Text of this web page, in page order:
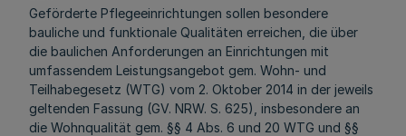
Geförderte Pflegeeinrichtungen sollen besondere
bauliche und funktionale Qualitäten erreichen, die über
die baulichen Anforderungen an Einrichtungen mit
umfassendem Leistungsangebot gem. Wohn- und
Teilhabegesetz (WTG) vom 2. Oktober 2014 in der jeweils
geltenden Fassung (GV. NRW. S. 625), insbesondere an
die Wohnqualität gem. §§ 4 Abs. 6 und 20 WTG und §§